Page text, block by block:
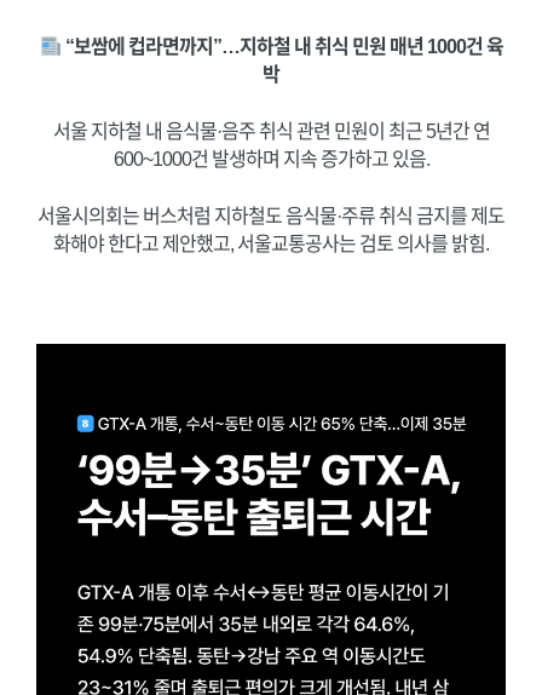
“보쌈에 컵라면까지”…지하철 내 취식 민원 매년 1000건 육
박
서울 지하철 내 음식물·음주 취식 관련 민원이 최근 5년간 연
600~1000건 발생하며 지속 증가하고 있음.
서울시의회는 버스처럼 지하철도 음식물·주류 취식 금지를 제도
화해야 한다고 제안했고, 서울교통공사는 검토 의사를 밝힘.